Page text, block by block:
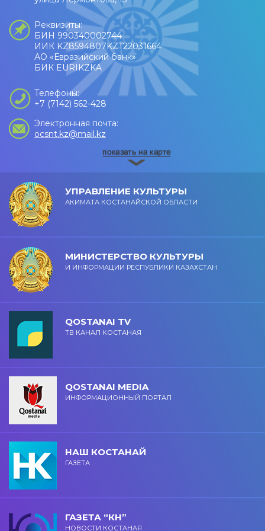
Реквизиты:
БИН 990340002744
ИИК KZ8594807KZT22031664
АО «Евразийский банк»
БИК EURIKZKA
Телефоны:
+7 (7142) 562-428
Электронная почта:
ocsnt.kz@mail.kz
УПРАВЛЕНИЕ КУЛЬТУРЫ
АКИМАТА КОСТАНАЙСКОЙ ОБЛАСТИ
МИНИСТЕРСТВО КУЛЬТУРЫ
И ИНФОРМАЦИИ РЕСПУБЛИКИ КАЗАХСТАН
QOSTANAI TV
ТВ КАНАЛ КОСТАНАЯ
QOSTANAI MEDIA
ИНФОРМАЦИОННЫЙ ПОРТАЛ
НАШ КОСТАНАЙ
ГАЗЕТА
ГАЗЕТА “КН”
НОВОСТИ КОСТАНАЯ